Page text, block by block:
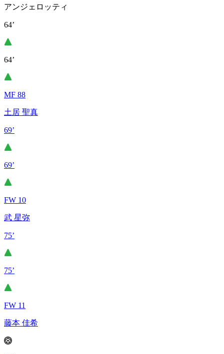
アンジェロッティ
64’
64’
MF 88
土居 聖真
69’
69’
FW 10
武 星弥
75’
75’
FW 11
藤本 佳希